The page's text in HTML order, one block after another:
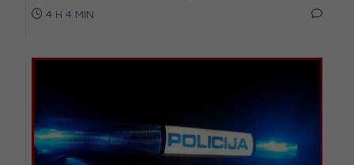
4 H 4 MIN